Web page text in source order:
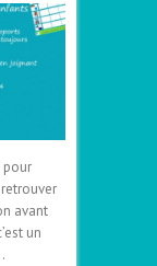
pour
avant
un